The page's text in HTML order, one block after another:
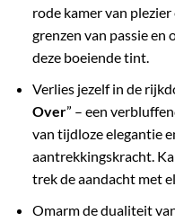
rode kamer van
grenzen van passie
deze boeiende tint.
Verlies jezelf in de
Over” – een
van tijdloze elegantie
aantrekkingskracht.
trek de aandacht met
Omarm de dualiteit